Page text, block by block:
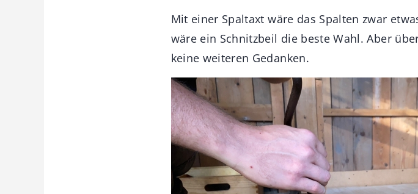
Mit einer Spaltaxt wäre das Spalten zwar
wäre ein Schnitzbeil die beste Wahl. Aber
keine weiteren Gedanken.